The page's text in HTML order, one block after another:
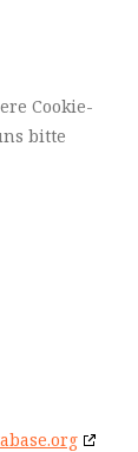
Cookie-
bitte